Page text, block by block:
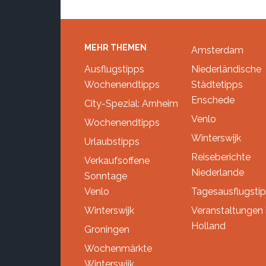
Footer
MEHR THEMEN
Ausflugstipps
Wochenendtipps
City-Spezial: Arnheim
Wochenendtipps
Urlaubstipps
Verkaufsoffene
Sonntage
Venlo
Winterswijk
Groningen
Wochenmärkte
Amsterdam
Niederländische
Städtetipps
Enschede
Venlo
Winterswijk
Reiseberichte
Niederlande
Veranstaltungen
Holland